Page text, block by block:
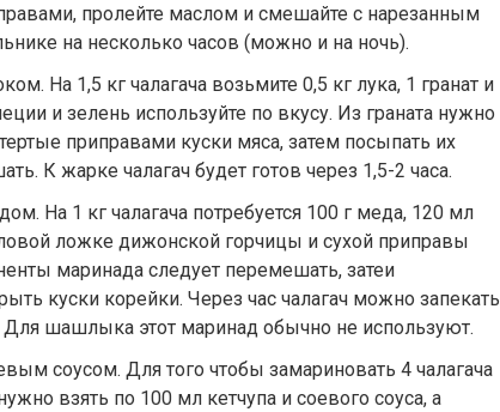
пролейте маслом и смешайте с нарезанным
на несколько часов (можно и на ночь).
На 1,5 кг чалагача возьмите 0,5 кг лука, 1 гранат и
и зелень используйте по вкусу. Из граната нужно
приправами куски мяса, затем посыпать их
К жарке чалагач будет готов через 1,5-2 часа.
На 1 кг чалагача потребуется 100 г меда, 120 мл
ложке дижонской горчицы и сухой приправы
маринада следует перемешать, затеи
куски корейки. Через час чалагач можно запекать
Для шашлыка этот маринад обычно не используют.
соусом. Для того чтобы замариновать 4 чалагача
взять по 100 мл кетчупа и соевого соуса, а